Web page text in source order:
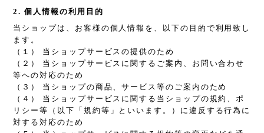
2. 個人情報の利用目的
当ショップは、お客様の個人情報を、以下の目的で利用致し
ます。
（１） 当ショップサービスの提供のため
（２） 当ショップサービスに関するご案内、お問い合わせ
等への対応のため
（３） 当ショップの商品、サービス等のご案内のため
（４） 当ショップサービスに関する当ショップの規約、ポ
リシー等（以下「規約等」といいます。）に違反する行為に
対する対応のため